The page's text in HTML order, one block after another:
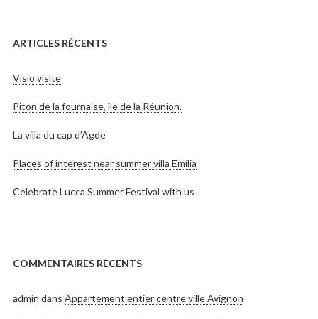
ARTICLES RÉCENTS
Visio visite
Piton de la fournaise, île de la Réunion.
La villa du cap d’Agde
Places of interest near summer villa Emilia
Celebrate Lucca Summer Festival with us
COMMENTAIRES RÉCENTS
admin dans Appartement entier centre ville Avignon